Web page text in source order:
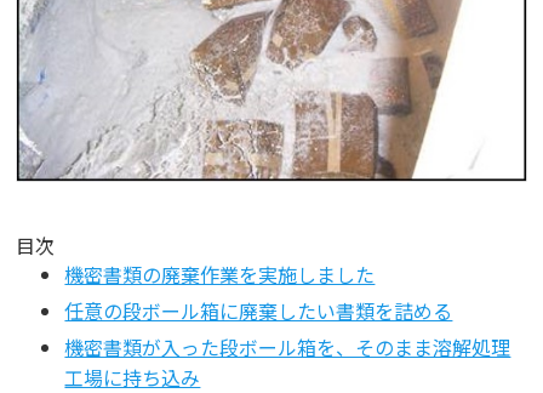
目次
機密書類の廃棄作業を実施しました
任意の段ボール箱に廃棄したい書類を詰める
機密書類が入った段ボール箱を、そのまま溶解処理
工場に持ち込み